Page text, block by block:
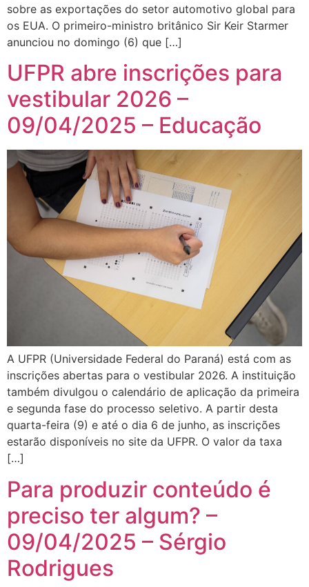
sobre as exportações do setor automotivo global para
os EUA. O primeiro-ministro britânico Sir Keir Starmer
anunciou no domingo (6) que […]
UFPR abre inscrições para
vestibular 2026 –
09/04/2025 – Educação
A UFPR (Universidade Federal do Paraná) está com as
inscrições abertas para o vestibular 2026. A instituição
também divulgou o calendário de aplicação da primeira
e segunda fase do processo seletivo. A partir desta
quarta-feira (9) e até o dia 6 de junho, as inscrições
estarão disponíveis no site da UFPR. O valor da taxa
[…]
Para produzir conteúdo é
preciso ter algum? –
09/04/2025 – Sérgio
Rodrigues